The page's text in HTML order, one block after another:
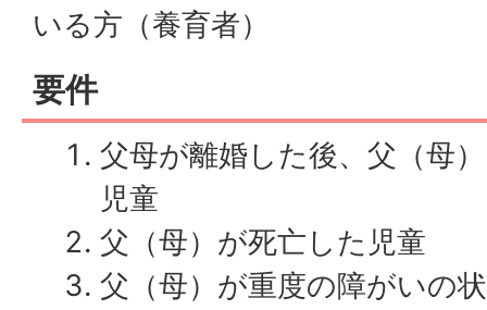
いる方（養育者）
要件
父母が離婚した後、父（母
児童
父（母）が死亡した児童
父（母）が重度の障がいの